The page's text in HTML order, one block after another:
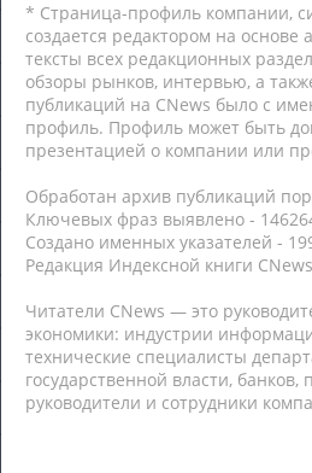
* Страница-профиль компании,
создается редактором на
тексты всех редакционных
обзоры рынков, интервью, а
публикаций на CNews было с
профиль. Профиль может быть
презентацией о компании или
Обработан архив публикаций
Ключевых фраз выявлено -
Создано именных указателей -
Редакция Индексной книги
Читатели CNews — это
экономики: индустрии
технические специалисты
государственной власти,
руководители и сотрудники